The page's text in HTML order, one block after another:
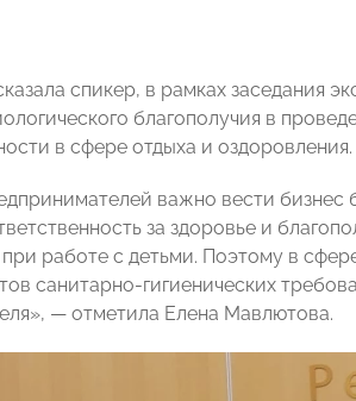
спикер, в рамках заседания
благополучия в
в сфере отдыха и оздоровления.
важно вести бизнес
за здоровье и
работе с детьми. Поэтому в
санитарно-гигиенических
— отметила Елена Мавлютова.